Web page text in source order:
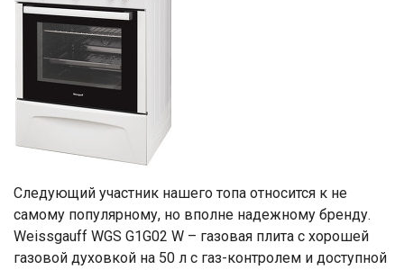
Следующий участник нашего топа относится к не
самому популярному, но вполне надежному бренду.
Weissgauff WGS G1G02 W – газовая плита с хорошей
газовой духовкой на 50 л с газ-контролем и доступной